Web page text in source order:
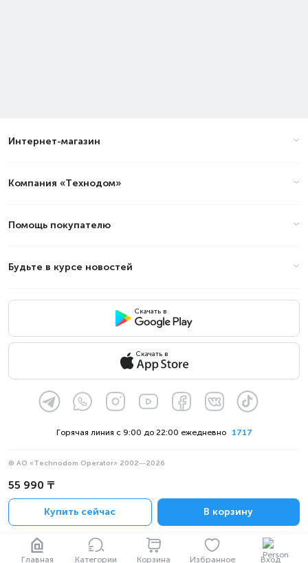
Главная Категории Корзина Избранное Вход
55 990 ₸
Купить сейчас В корзину
Интернет-магазин
Компания «Технодом»
Помощь покупателю
Будьте в курсе новостей
Скачать в
Скачать в
1717
Горячая линия с 9:00 до 22:00 ежедневно
© АО «Technodom Operator» 2002—2026
Политика конфиденциальности